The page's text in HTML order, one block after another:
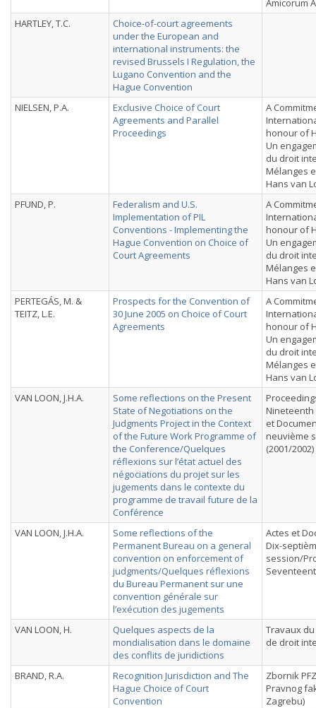
Amicorum
HARTLEY, T.C.
Choice-of-court agreements
under the European and
international instruments: the
revised Brussels I Regulation, the
Lugano Convention and the
Hague Convention
NIELSEN, P.A.
Exclusive Choice of Court
Agreements and Parallel
Proceedings
A
honour of
Un
du droit
Mélanges
Hans van
PFUND, P.
Federalism and U.S.
Implementation of PIL
Conventions - Implementing the
Hague Convention on Choice of
Court Agreements
A
honour of
Un
du droit
Mélanges
Hans van
PERTEGÁS, M. &
TEITZ, L.E.
Prospects for the Convention of
30 June 2005 on Choice of Court
Agreements
A
honour of
Un
du droit
Mélanges
Hans van
VAN LOON, J.H.A.
Some reflections on the Present
State of Negotiations on the
Judgments Project in the Context
of the Future Work Programme of
the Conference/Quelques
réflexions sur l’état actuel des
négociations du projet sur les
jugements dans le contexte du
programme de travail future de la
Conférence
Nineteenth
et
neuvième
(2001/2002)
VAN LOON, J.H.A.
Some reflections of the
Permanent Bureau on a general
convention on enforcement of
judgments/Quelques réflexions
du Bureau Permanent sur une
convention générale sur
l’exécution des jugements
Actes et
Dix-
session/
VAN LOON, H.
Quelques aspects de la
mondialisation dans le domaine
des conflits de juridictions
Travaux
de droit
BRAND, R.A.
Recognition Jurisdiction and The
Hague Choice of Court
Convention
Zbornik
Pravnog
Zagrebu)